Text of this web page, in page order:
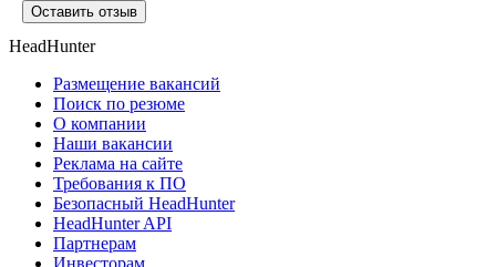
Оставить отзыв
HeadHunter
Размещение вакансий
Поиск по резюме
О компании
Наши вакансии
Реклама на сайте
Требования к ПО
Безопасный HeadHunter
HeadHunter API
Партнерам
Инвесторам